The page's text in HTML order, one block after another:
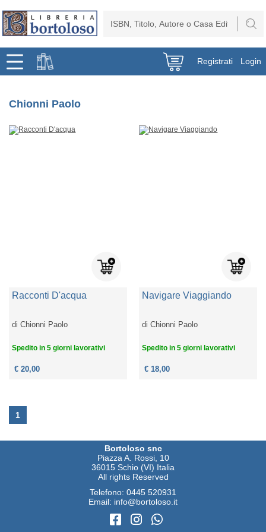
Registrati Login
Chionni Paolo
Racconti D'acqua
diChionni Paolo
Spedito in 5 giorni lavorativi
€ 20,00
Navigare Viaggiando
diChionni Paolo
Spedito in 5 giorni lavorativi
€ 18,00
1
Bortoloso snc
Piazza A. Rossi, 10
36015 Schio (VI) Italia
All rights Reserved
Telefono: 0445 520931
Email: info@bortoloso.it